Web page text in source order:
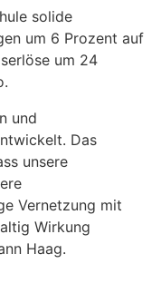
solide
um 6 Prozent auf
um 24
und
Das
unsere
Vernetzung mit
Wirkung
Haag.